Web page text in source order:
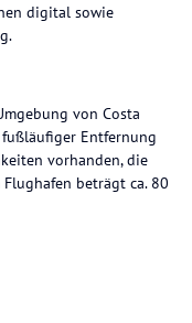
digital sowie
von Costa
Entfernung
vorhanden, die
beträgt ca. 80
komfortabel, mit